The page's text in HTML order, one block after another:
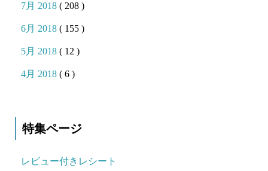
7月 2018( 208 )
6月 2018( 155 )
5月 2018( 12 )
4月 2018( 6 )
特集ページ
レビュー付きレシート